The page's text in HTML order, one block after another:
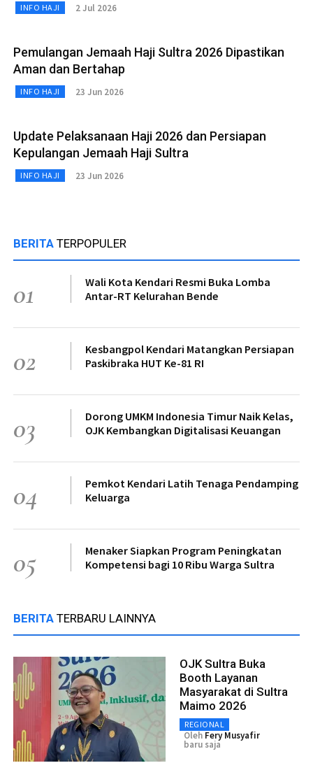
INFO HAJI 2 Jul 2026
Pemulangan Jemaah Haji Sultra 2026 Dipastikan
Aman dan Bertahap
INFO HAJI 23 Jun 2026
Update Pelaksanaan Haji 2026 dan Persiapan
Kepulangan Jemaah Haji Sultra
INFO HAJI 23 Jun 2026
BERITA TERPOPULER
01
Wali Kota Kendari Resmi Buka Lomba
Antar-RT Kelurahan Bende
02
Kesbangpol Kendari Matangkan Persiapan
Paskibraka HUT Ke-81 RI
03
Dorong UMKM Indonesia Timur Naik Kelas,
OJK Kembangkan Digitalisasi Keuangan
04
Pemkot Kendari Latih Tenaga Pendamping
Keluarga
05
Menaker Siapkan Program Peningkatan
Kompetensi bagi 10 Ribu Warga Sultra
BERITA TERBARU LAINNYA
OJK Sultra Buka
Booth Layanan
Masyarakat di Sultra
Maimo 2026
REGIONAL
Oleh Fery Musyafir
baru saja